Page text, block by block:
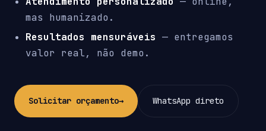
mas humanizado.
Resultados mensuráveis — entregamos
valor real, não demo.
Solicitar orçamento→ WhatsApp direto